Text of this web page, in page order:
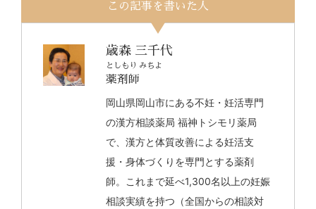
この記事を書いた人
歳森 三千代
としもり みちよ
薬剤師
岡山県岡山市にある不妊・妊活専門
の漢方相談薬局 福神トシモリ薬局
で、漢方と体質改善による妊活支
援・身体づくりを専門とする薬剤
師。これまで延べ1,300名以上の妊娠
相談実績を持つ（全国からの相談対